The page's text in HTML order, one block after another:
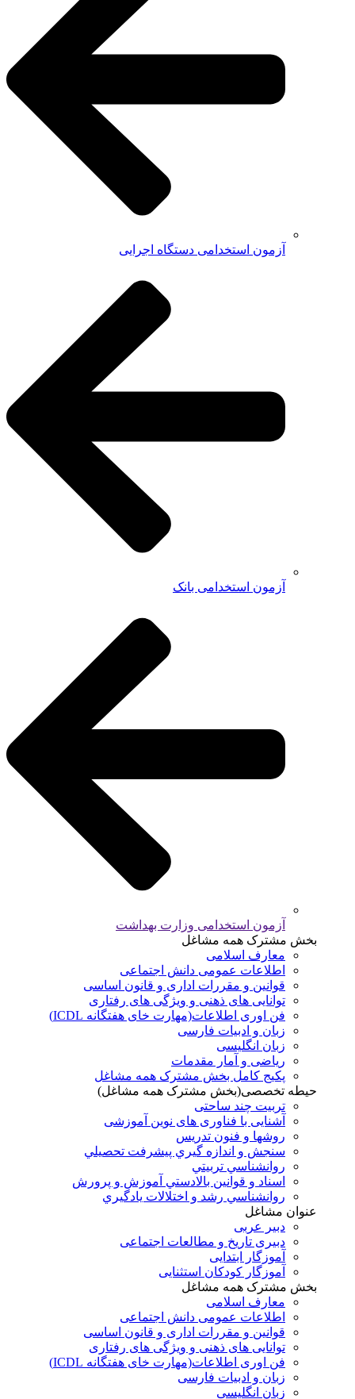
آزمون استخدامی دستگاه اجرایی
آزمون استخدامی بانک
آزمون استخدامی وزارت بهداشت
بخش مشترک همه مشاغل
معارف اسلامی
اطلاعات عمومی دانش اجتماعی
قوانین و مقررات اداری و قانون اساسی
توانایی های ذهنی و ویژگی های رفتاری
فن اوری اطلاعات(مهارت خای هفتگانه ICDL)
زبان و ادبیات فارسی
زبان انگلیسی
ریاضی و آمار مقدمات
پکیج کامل بخش مشترک همه مشاغل
حیطه تخصصی(بخش مشترک همه مشاغل)
تربیت چند ساحتی
آشنایی با فناوری های نوین آموزشی
روشها و فنون تدريس
سنجش و اندازه گيري پيشرفت تحصيلي
روانشناسي تربيتي
اسناد و قوانين بالادستي آموزش و پرورش
روانشناسي رشد و اختلالات يادگيري
عنوان مشاغل
دبير عربی
دبیری تاریخ و مطالعات اجتماعی
آموزگار ابتدایی
آموزگار کودکان استثنایی
بخش مشترک همه مشاغل
معارف اسلامی
اطلاعات عمومی دانش اجتماعی
قوانین و مقررات اداری و قانون اساسی
توانایی های ذهنی و ویژگی های رفتاری
فن اوری اطلاعات(مهارت خای هفتگانه ICDL)
زبان و ادبیات فارسی
زبان انگلیسی